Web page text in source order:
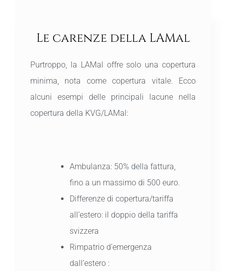
Le carenze della LAMal
Purtroppo, la LAMal offre solo una copertura
minima, nota come copertura vitale. Ecco
alcuni esempi delle principali lacune nella
copertura della KVG/LAMal:
Ambulanza: 50% della fattura,
fino a un massimo di 500 euro.
Differenze di copertura/tariffa
all’estero: il doppio della tariffa
svizzera
Rimpatrio d’emergenza
dall’estero :